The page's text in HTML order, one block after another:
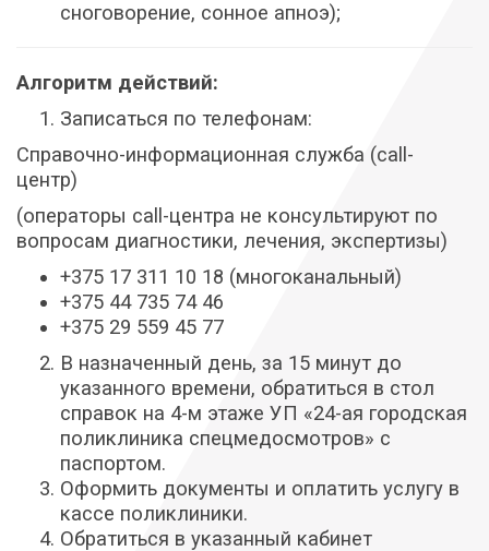
сноговорение, сонное апноэ);
Алгоритм действий:
Записаться по телефонам:
Справочно-информационная служба (call-
центр)
(операторы call-центра не консультируют по
вопросам диагностики, лечения, экспертизы)
+375 17 311 10 18 (многоканальный)
+375 44 735 74 46
+375 29 559 45 77
В назначенный день, за 15 минут до
указанного времени, обратиться в стол
справок на 4-м этаже УП «24-ая городская
поликлиника спецмедосмотров» с
паспортом.
Оформить документы и оплатить услугу в
кассе поликлиники.
Обратиться в указанный кабинет